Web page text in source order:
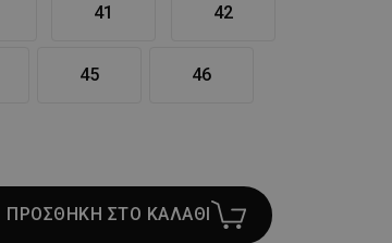
41 42
45 46
ΠΡΟΣΘΗΚΗ ΣΤΟ ΚΑΛΑΘΙ